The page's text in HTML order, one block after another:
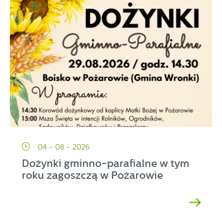
04 - 08 - 2026
Dożynki gminno-parafialne w tym
roku zagoszczą w Pożarowie